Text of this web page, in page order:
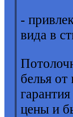
-
вида в
белья
цены и